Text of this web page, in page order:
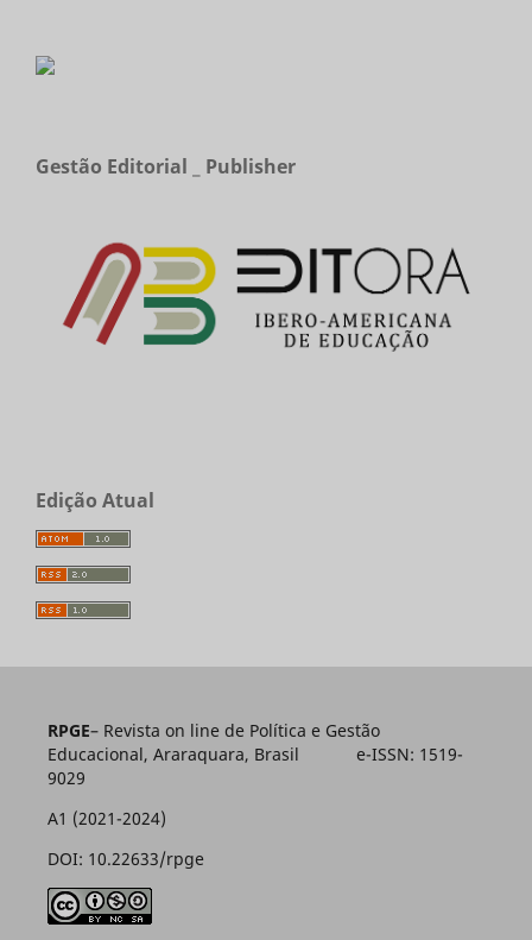
Gestão Editorial _ Publisher
Edição Atual
RPGE– Revista on line de Política e Gestão
Educacional, Araraquara, Brasil e-ISSN: 1519-
9029
A1 (2021-2024)
DOI: 10.22633/rpge